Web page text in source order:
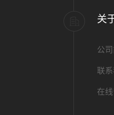
关
公
联
在